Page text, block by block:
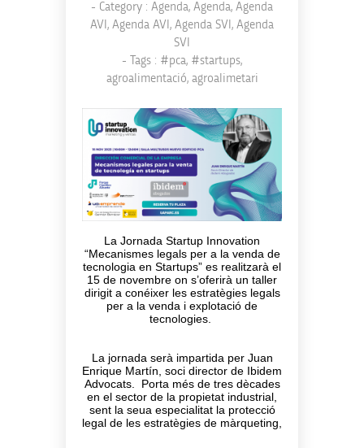
- Category : Agenda, Agenda, Agenda
AVI , Agenda AVI , Agenda SVI , Agenda
SVI
- Tags : #pca, #startups,
agroalimentació, agroalimetari
La Jornada Startup Innovation
“Mecanismes legals per a la venda de
tecnologia en Startups” es realitzarà el
15 de novembre on s’oferirà un taller
dirigit a conéixer les estratègies legals
per a la venda i explotació de
tecnologies.
La jornada serà impartida per Juan
Enrique Martín, soci director de Ibidem
Advocats. Porta més de tres dècades
en el sector de la propietat industrial,
sent la seua especialitat la protecció
legal de les estratègies de màrqueting,